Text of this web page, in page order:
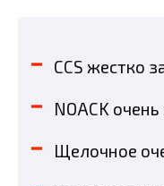
CCS жестко
NOACK
Щелочное